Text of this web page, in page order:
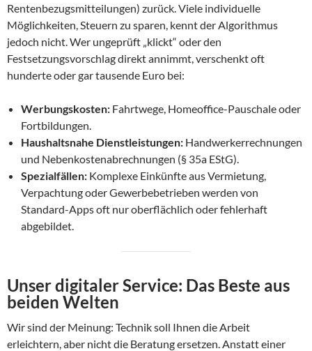
Rentenbezugsmitteilungen) zurück. Viele individuelle
Möglichkeiten, Steuern zu sparen, kennt der Algorithmus
jedoch nicht. Wer ungeprüft „klickt“ oder den
Festsetzungsvorschlag direkt annimmt, verschenkt oft
hunderte oder gar tausende Euro bei:
Werbungskosten: Fahrtwege, Homeoffice-Pauschale oder
Fortbildungen.
Haushaltsnahe Dienstleistungen: Handwerkerrechnungen
und Nebenkostenabrechnungen (§ 35a EStG).
Spezialfällen: Komplexe Einkünfte aus Vermietung,
Verpachtung oder Gewerbebetrieben werden von
Standard-Apps oft nur oberflächlich oder fehlerhaft
abgebildet.
Unser digitaler Service: Das Beste aus
beiden Welten
Wir sind der Meinung: Technik soll Ihnen die Arbeit
erleichtern, aber nicht die Beratung ersetzen. Anstatt einer